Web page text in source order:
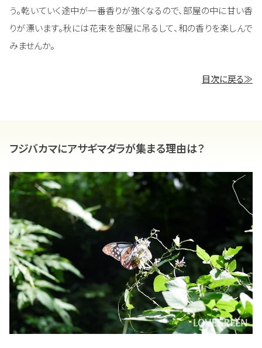
う。乾いていく途中が一番香りが強くなるので、部屋の中に甘い香
りが漂います。秋には花束を部屋に吊るして、和の香りを楽しんで
みませんか。
目次に戻る≫
フジバカマにアサギマダラが集まる理由は？